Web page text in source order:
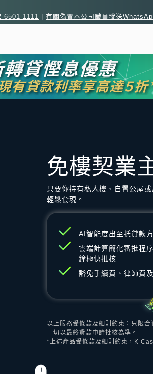
6501 1111 有關偽冒本公司職員發送
免樓契業
只要你持有私人樓、自置公屋
輕鬆套現。
AI智能度出至抵貸款
雲端計算簡化審批程
鐘極快批核
豁免手續費、律師費
以上服務受條款及細則約束：只限
一切以最終貸款申請批核為準。
*上述產品受條款及細則約束，K